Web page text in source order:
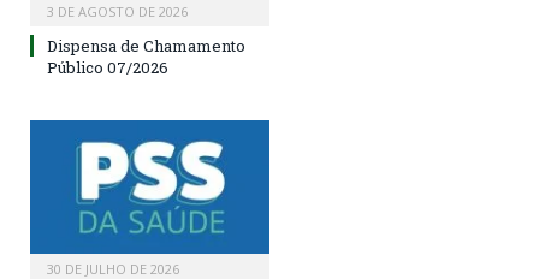
3 DE AGOSTO DE 2026
Dispensa de Chamamento
Público 07/2026
30 DE JULHO DE 2026